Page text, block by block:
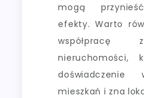
mogą
efekty. Warto
współpracę
nieruchomości,
doświadczenie
mieszkań i zna